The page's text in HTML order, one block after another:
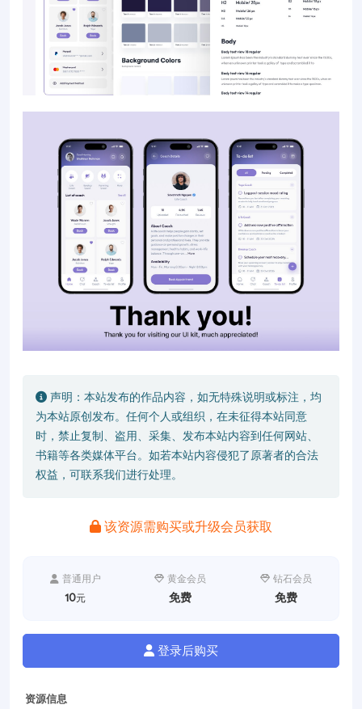
声明：本站发布的作品内容，如无特殊说明或标注，均
为本站原创发布。任何个人或组织，在未征得本站同意
时，禁止复制、盗用、采集、发布本站内容到任何网站、
书籍等各类媒体平台。如若本站内容侵犯了原著者的合法
权益，可联系我们进行处理。
该资源需购买或升级会员获取
普通用户
10元
黄金会员
免费
钻石会员
免费
登录后购买
资源信息